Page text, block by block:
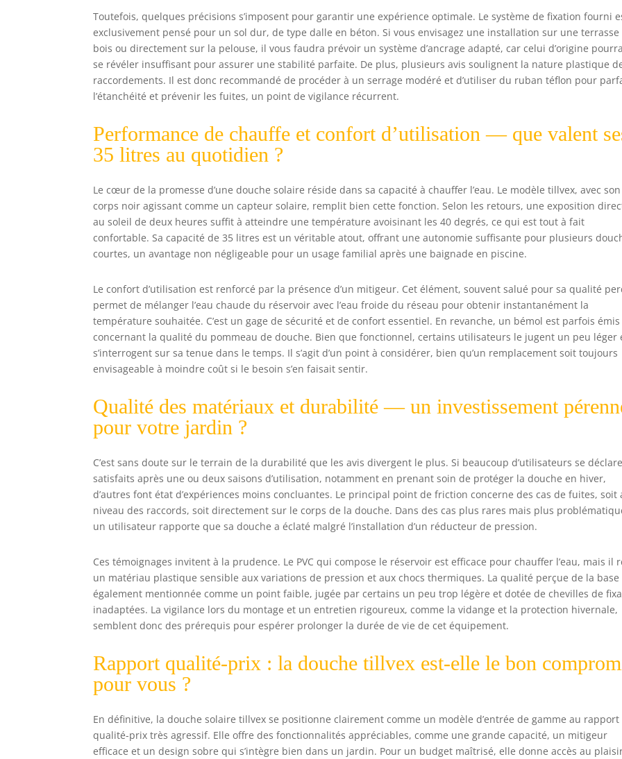
Toutefois, quelques précisions s’imposent pour garantir une expérience optimale. Le système de fixation fourni
exclusivement pensé pour un sol dur, de type dalle en béton. Si vous envisagez une installation sur une terrasse
bois ou directement sur la pelouse, il vous faudra prévoir un système d’ancrage adapté, car celui d’origine
se révéler insuffisant pour assurer une stabilité parfaite. De plus, plusieurs avis soulignent la nature plastique
raccordements. Il est donc recommandé de procéder à un serrage modéré et d’utiliser du ruban téflon pour
l’étanchéité et prévenir les fuites, un point de vigilance récurrent.
Performance de chauffe et confort d’utilisation — que valent
35 litres au quotidien ?
Le cœur de la promesse d’une douche solaire réside dans sa capacité à chauffer l’eau. Le modèle tillvex, avec son
corps noir agissant comme un capteur solaire, remplit bien cette fonction. Selon les retours, une exposition
au soleil de deux heures suffit à atteindre une température avoisinant les 40 degrés, ce qui est tout à fait
confortable. Sa capacité de 35 litres est un véritable atout, offrant une autonomie suffisante pour plusieurs
courtes, un avantage non négligeable pour un usage familial après une baignade en piscine.
Le confort d’utilisation est renforcé par la présence d’un mitigeur. Cet élément, souvent salué pour sa qualité
permet de mélanger l’eau chaude du réservoir avec l’eau froide du réseau pour obtenir instantanément la
température souhaitée. C’est un gage de sécurité et de confort essentiel. En revanche, un bémol est parfois émis
concernant la qualité du pommeau de douche. Bien que fonctionnel, certains utilisateurs le jugent un peu léger
s’interrogent sur sa tenue dans le temps. Il s’agit d’un point à considérer, bien qu’un remplacement soit toujours
envisageable à moindre coût si le besoin s’en faisait sentir.
Qualité des matériaux et durabilité — un investissement
pour votre jardin ?
C’est sans doute sur le terrain de la durabilité que les avis divergent le plus. Si beaucoup d’utilisateurs se
satisfaits après une ou deux saisons d’utilisation, notamment en prenant soin de protéger la douche en hiver,
d’autres font état d’expériences moins concluantes. Le principal point de friction concerne des cas de fuites, soit
niveau des raccords, soit directement sur le corps de la douche. Dans des cas plus rares mais plus
un utilisateur rapporte que sa douche a éclaté malgré l’installation d’un réducteur de pression.
Ces témoignages invitent à la prudence. Le PVC qui compose le réservoir est efficace pour chauffer l’eau, mais il
un matériau plastique sensible aux variations de pression et aux chocs thermiques. La qualité perçue de la base
également mentionnée comme un point faible, jugée par certains un peu trop légère et dotée de chevilles de
inadaptées. La vigilance lors du montage et un entretien rigoureux, comme la vidange et la protection hivernale,
semblent donc des prérequis pour espérer prolonger la durée de vie de cet équipement.
Rapport qualité-prix : la douche tillvex est-elle le bon
pour vous ?
En définitive, la douche solaire tillvex se positionne clairement comme un modèle d’entrée de gamme au rapport
qualité-prix très agressif. Elle offre des fonctionnalités appréciables, comme une grande capacité, un mitigeur
efficace et un design sobre qui s’intègre bien dans un jardin. Pour un budget maîtrisé, elle donne accès au